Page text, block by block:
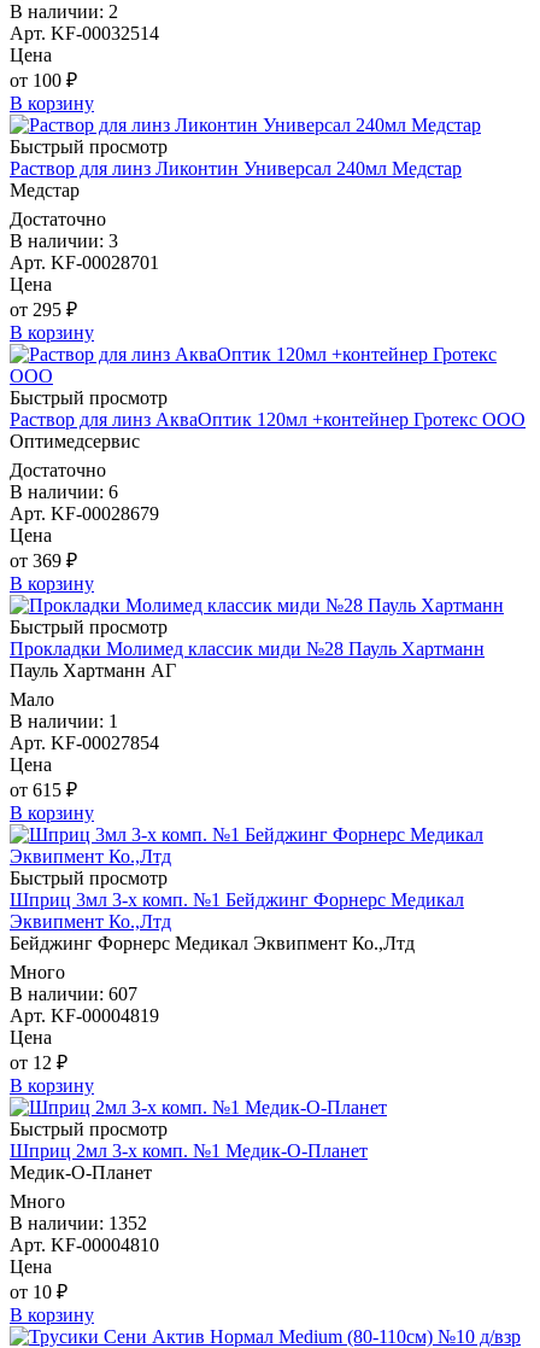
В наличии: 2
Арт. KF-00032514
Цена
от 100 ₽
В корзину
Быстрый просмотр
Раствор для линз Ликонтин Универсал 240мл Медстар
Медстар
Достаточно
В наличии: 3
Арт. KF-00028701
Цена
от 295 ₽
В корзину
Быстрый просмотр
Раствор для линз АкваОптик 120мл +контейнер Гротекс ООО
Оптимедсервис
Достаточно
В наличии: 6
Арт. KF-00028679
Цена
от 369 ₽
В корзину
Быстрый просмотр
Прокладки Молимед классик миди №28 Пауль Хартманн
Пауль Хартманн AГ
Мало
В наличии: 1
Арт. KF-00027854
Цена
от 615 ₽
В корзину
Быстрый просмотр
Шприц 3мл 3-х комп. №1 Бейджинг Форнерс Медикал
Эквипмент Ко.,Лтд
Бейджинг Форнерс Медикал Эквипмент Ко.,Лтд
Много
В наличии: 607
Арт. KF-00004819
Цена
от 12 ₽
В корзину
Быстрый просмотр
Шприц 2мл 3-х комп. №1 Медик-О-Планет
Медик-О-Планет
Много
В наличии: 1352
Арт. KF-00004810
Цена
от 10 ₽
В корзину